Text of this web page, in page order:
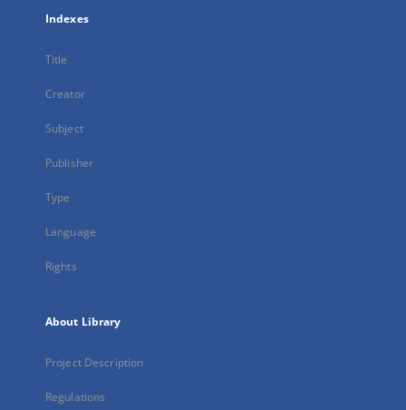
Indexes
Title
Creator
Subject
Publisher
Type
Language
Rights
About Library
Project Description
Regulations